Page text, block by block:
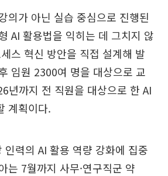
의가 아닌 실습 중심으로 진행된
AI 활용법을 익히는 데 그치지 않
스 혁신 방안을 직접 설계해 발
임원 2300여 명을 대상으로 교
년까지 전 직원을 대상으로 한 AI
계획이다.
인력의 AI 활용 역량 강화에 집중
는 7월까지 사무·연구직군 약